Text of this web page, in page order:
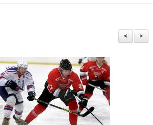
>
<